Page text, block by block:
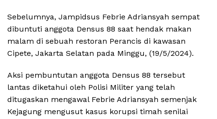
Sebelumnya, Jampidsus Febrie Adriansyah sempat
dibuntuti anggota Densus 88 saat hendak makan
malam di sebuah restoran Perancis di kawasan
Cipete, Jakarta Selatan pada Minggu, (19/5/2024).
Aksi pembuntutan anggota Densus 88 tersebut
lantas diketahui oleh Polisi Militer yang telah
ditugaskan mengawal Febrie Adriansyah semenjak
Kejagung mengusut kasus korupsi timah senilai